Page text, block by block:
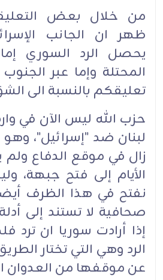
من خلال بعض
ظهر ان الجانب
يحصل الرد السوري
المحتلة وإما عبر
تعليقكم بالنسبة الى
حزب الله ليس الآن في
لبنان ضد "إسرائيل"،
زال في موقع الدفاع ولم
الأيام إلى فتح جبهة،
نفتح في هذا الظرف
صحافية لا تستند إلى أدلة
إذا أرادت سوريا ان ترد
الرد وهي التي تختار
عن موقفها من العدوان